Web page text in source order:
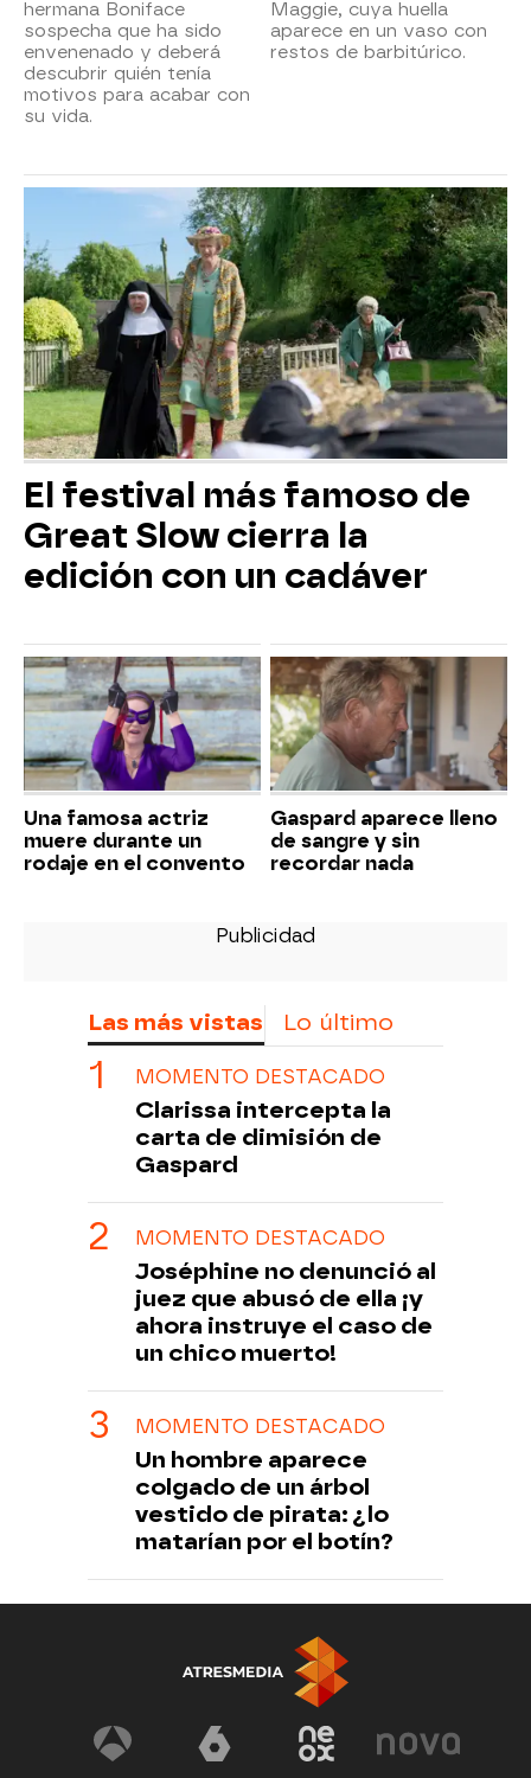
hermana Boniface
sospecha que ha sido
envenenado y deberá
descubrir quién tenía
motivos para acabar con
su vida.
Maggie, cuya huella
aparece en un vaso con
restos de barbitúrico.
El festival más famoso de
Great Slow cierra la
edición con un cadáver
Una famosa actriz
muere durante un
rodaje en el convento
Gaspard aparece lleno
de sangre y sin
recordar nada
Las más vistas Lo último
MOMENTO DESTACADO
Clarissa intercepta la
carta de dimisión de
Gaspard
MOMENTO DESTACADO
Joséphine no denunció al
juez que abusó de ella ¡y
ahora instruye el caso de
un chico muerto!
MOMENTO DESTACADO
Un hombre aparece
colgado de un árbol
vestido de pirata: ¿lo
matarían por el botín?